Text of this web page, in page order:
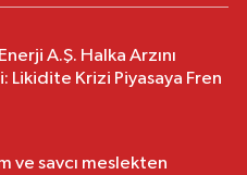
A.Ş. Halka Arzını
Likidite Krizi Piyasaya Fren
ve savcı meslekten